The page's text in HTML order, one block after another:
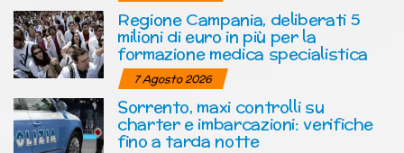
Regione Campania, deliberati 5
milioni di euro in più per la
formazione medica specialistica
7 Agosto 2026
Sorrento, maxi controlli su
charter e imbarcazioni: verifiche
fino a tarda notte